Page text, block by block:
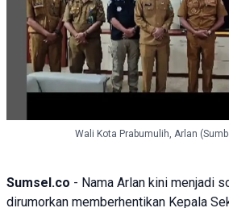
Wali Kota Prabumulih, Arlan
Sumsel.co - Nama Arlan kini menjadi
dirumorkan memberhentikan Kepala